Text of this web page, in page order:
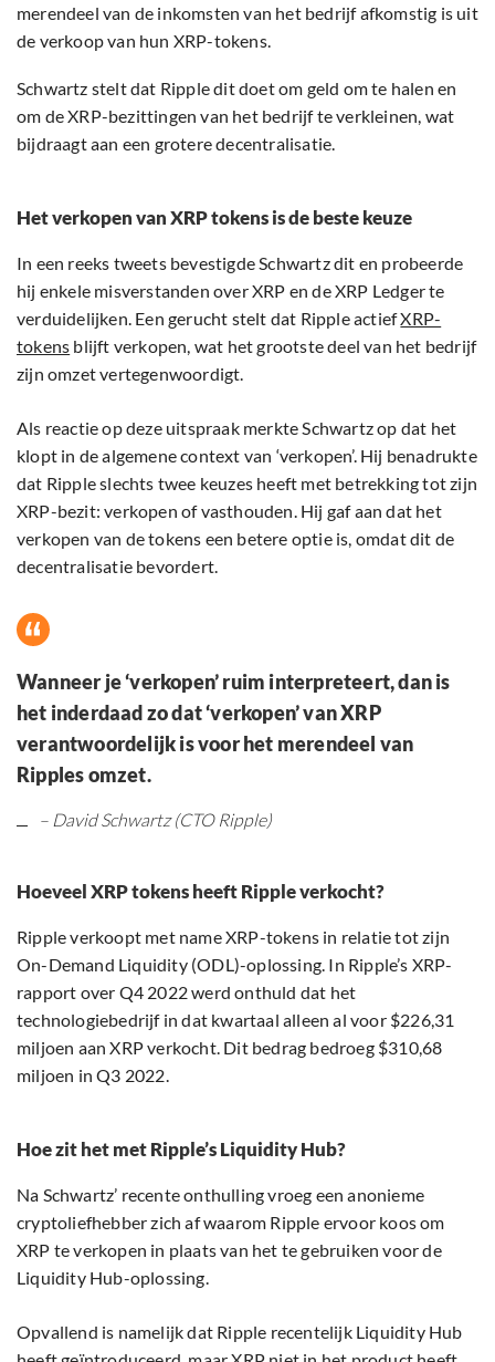
merendeel van de inkomsten van het bedrijf afkomstig is uit
de verkoop van hun XRP-tokens.
Schwartz stelt dat Ripple dit doet om geld om te halen en
om de XRP-bezittingen van het bedrijf te verkleinen, wat
bijdraagt aan een grotere decentralisatie.
Het verkopen van XRP tokens is de beste keuze
In een reeks tweets bevestigde Schwartz dit en probeerde
hij enkele misverstanden over XRP en de XRP Ledger te
verduidelijken. Een gerucht stelt dat Ripple actiefXRP-
tokens blijft verkopen, wat het grootste deel van het bedrijf
zijn omzet vertegenwoordigt.
Als reactie op deze uitspraak merkte Schwartz op dat het
klopt in de algemene context van ‘verkopen’. Hij benadrukte
dat Ripple slechts twee keuzes heeft met betrekking tot zijn
XRP-bezit: verkopen of vasthouden. Hij gaf aan dat het
verkopen van de tokens een betere optie is, omdat dit de
decentralisatie bevordert.
Wanneer je ‘verkopen’ ruim interpreteert, dan is
het inderdaad zo dat ‘verkopen’ van XRP
verantwoordelijk is voor het merendeel van
Ripples omzet.
– David Schwartz (CTO Ripple)
Hoeveel XRP tokens heeft Ripple verkocht?
Ripple verkoopt met name XRP-tokens in relatie tot zijn
On-Demand Liquidity (ODL)-oplossing. In Ripple’s XRP-
rapport over Q4 2022 werd onthuld dat het
technologiebedrijf in dat kwartaal alleen al voor $226,31
miljoen aan XRP verkocht. Dit bedrag bedroeg $310,68
miljoen in Q3 2022.
Hoe zit het met Ripple’s Liquidity Hub?
Na Schwartz’ recente onthulling vroeg een anonieme
cryptoliefhebber zich af waarom Ripple ervoor koos om
XRP te verkopen in plaats van het te gebruiken voor de
Liquidity Hub-oplossing.
Opvallend is namelijk dat Ripple recentelijk Liquidity Hub